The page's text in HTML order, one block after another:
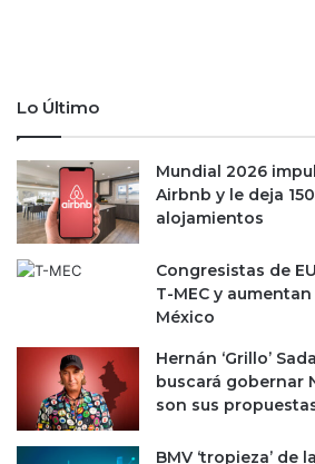
‘
c
e
s
d
e
o
P
Lo Último
Mundial 2026
Airbnb y le deja
alojamientos
Congresistas de
T-MEC y
México
Hernán ‘Grillo’
buscará gobernar
son sus
BMV ‘tropieza’ de